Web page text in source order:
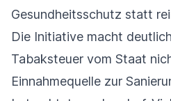
Gesundheitsschutz statt
Die Initiative macht
Tabaksteuer vom Staat
Einnahmequelle zur